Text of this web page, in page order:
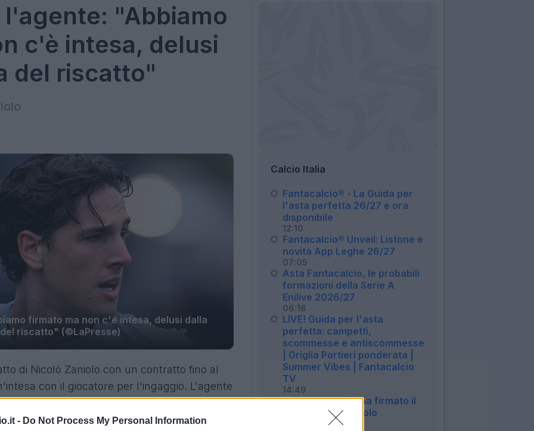
- Do Not Process My Personal Information
"Abbiamo
c'è intesa, delusi
del riscatto"
firmato ma non c'è intesa, delusi dalla
riscatto" (©LaPresse)
di Nicolò Zaniolo con un contratto fino al
con il giocatore per l'ingaggio. L'agente
ai microfoni di Gianluca Di Marzio.
Calcio Italia
Fantacalcio® - La Guida per
l'asta perfetta 26/27 è ora
disponibile
12:10
Fantacalcio® Unveil: Listone e
novità App Leghe 26/27
07:05
Asta Fantacalcio, le probabili
formazioni della Serie A
Enilive 2026/27
06:16
LIVE! Guida per l'asta
perfetta: campetti,
scommesse e antiscommesse
| Griglia Portieri ponderata |
Summer Vibes | Fantacalcio
TV
14:49
Roma, Pellegrini ha firmato il
rinnovo: manca solo
l'ufficialità